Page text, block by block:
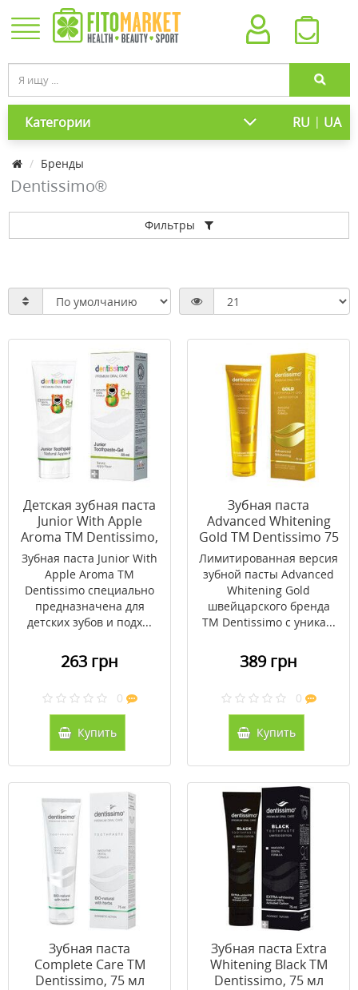
Категории RU | UA
Бренды
Dentissimo®
Фильтры
Детская зубная паста
Junior With Apple
Aroma ТМ Dentissimo,
50 мл
Зубная паста Junior With
Apple Aroma ТМ
Dentissimo специально
предназначена для
детских зубов и подх...
263 грн
0
Купить
Зубная паста
Advanced Whitening
Gold ТМ Dentissimo 75
мл
Лимитированная версия
зубной пасты Advanced
Whitening Gold
швейцарского бренда
ТМ Dentissimo с уника...
389 грн
0
Купить
Зубная паста
Complete Care ТМ
Dentissimo, 75 мл
Зубная паста Extra
Whitening Black ТМ
Dentissimo, 75 мл